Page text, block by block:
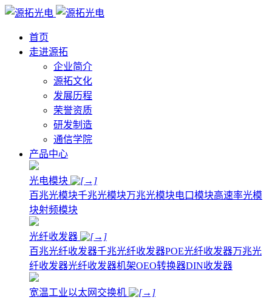
首页
走进源拓
企业简介
源拓文化
发展历程
荣誉资质
研发制造
通信学院
产品中心
光电模块
百兆光模块千兆光模块万兆光模块电口模块高速率光模
块射频模块
光纤收发器
百兆光纤收发器千兆光纤收发器POE光纤收发器万兆光
纤收发器光纤收发器机架OEO转换器DIN收发器
宽温工业以太网交换机